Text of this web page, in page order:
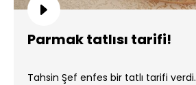
Parmak tatlısı tarifi!
Tahsin Şef enfes bir tatlı tarifi verdi.